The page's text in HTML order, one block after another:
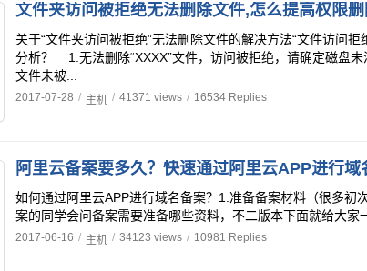
文件夹访问被拒绝无法删除文件,怎么提高权限
关于“文件夹访问被拒绝”无法删除文件的解决方法“文件访问拒
分析？ 1.无法删除“XXXX”文件，访问被拒绝，请确定磁盘未
文件未被...
2017-07-28 / 主机 / 41371 views / 16534 Replies
阿里云备案要多久？快速通过阿里云APP进行域
如何通过阿里云APP进行域名备案？1.准备备案材料（很多初
案的同学会问备案需要准备哪些资料，不二版本下面就给大
2017-06-16 / 主机 / 34123 views / 10981 Replies